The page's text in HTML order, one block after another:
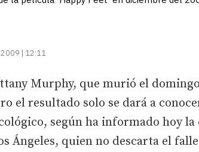
| 12:11
Murphy, que murió el
el resultado solo se dará a
según ha informado hoy la
Ángeles, quien no descarta el